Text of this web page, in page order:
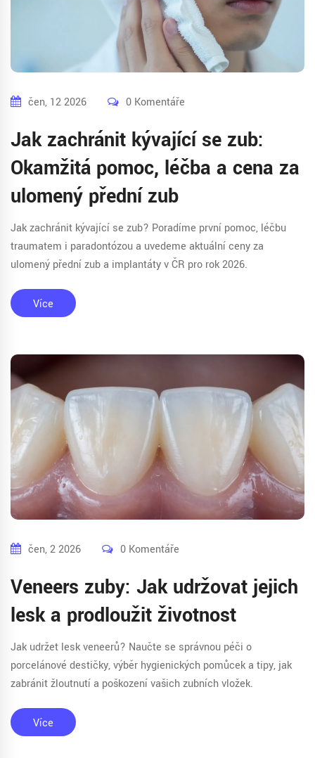
čen, 12 2026 0 Komentáře
Jak zachránit kývající se zub:
Okamžitá pomoc, léčba a cena za
ulomený přední zub
Jak zachránit kývající se zub? Poradíme první pomoc, léčbu
traumatem i paradontózou a uvedeme aktuální ceny za
ulomený přední zub a implantáty v ČR pro rok 2026.
Více
čen, 2 2026 0 Komentáře
Veneers zuby: Jak udržovat jejich
lesk a prodloužit životnost
Jak udržet lesk veneerů? Naučte se správnou péči o
porcelánové destičky, výběr hygienických pomůcek a tipy, jak
zabránit žloutnutí a poškození vašich zubních vložek.
Více